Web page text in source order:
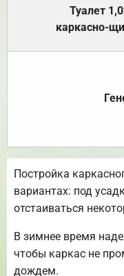
Туалет
каркасно-
Постройка
вариантах: под
отстаиваться
В зимнее время
чтобы каркас не
дождем.